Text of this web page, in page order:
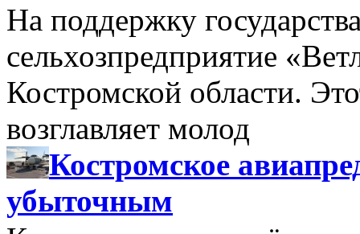
На поддержку
сельхозпредприятие
Костромской области.
возглавляет молод
Костромское
убыточным